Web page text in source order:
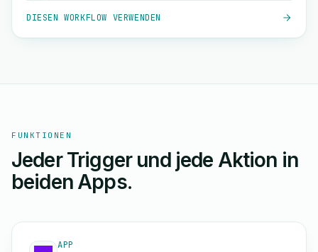
DIESEN WORKFLOW VERWENDEN
FUNKTIONEN
Jeder Trigger und jede Aktion in
beiden Apps.
APP